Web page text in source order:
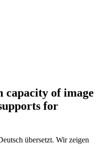
capacity of image
for
übersetzt. Wir zeigen